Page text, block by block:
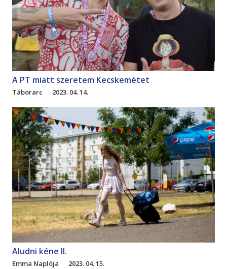
A PT miatt szeretem Kecskemétet
Táborarc 2023. 04. 14.
Aludni kéne II.
Emma Naplója 2023. 04. 15.